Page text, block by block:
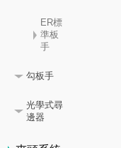
ER標
準板
手
勾板手
光學式尋
邊器